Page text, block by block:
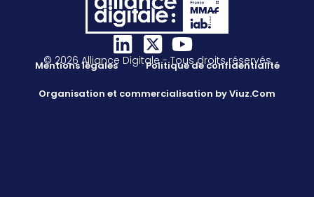
© 2026 Alliance Digitale - Tous droits réservés
Mentions légales Politique de confidentialité
Organisation et commercialisation by Viuz.Com